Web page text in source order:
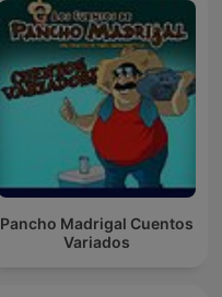
Pancho Madrigal Cuentos
Variados